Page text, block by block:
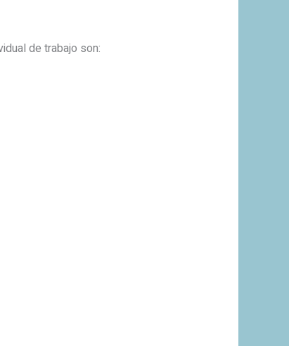
de trabajo son: